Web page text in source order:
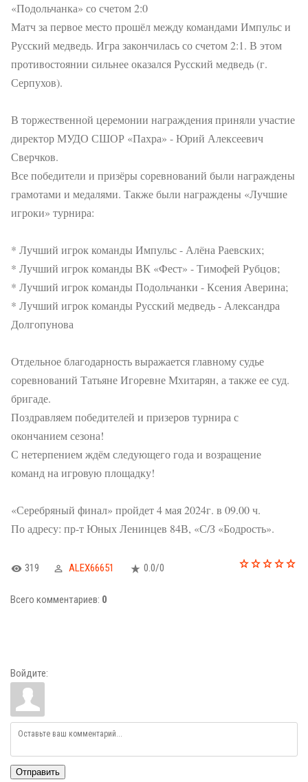
«Подольчанка» со счетом 2:0
Матч за первое место прошёл между командами Импульс и
Русский медведь. Игра закончилась со счетом 2:1. В этом
противостоянии сильнее оказался Русский медведь (г.
Серпухов).
В торжественной церемонии награждения приняли участие
директор МУДО СШОР «Пахра» - Юрий Алексеевич
Сверчков.
Все победители и призёры соревнований были награждены
грамотами и медалями. Также были награждены «Лучшие
игроки» турнира:
* Лучший игрок команды Импульс - Алёна Раевских;
* Лучший игрок команды ВК «Фест» - Тимофей Рубцов;
* Лучший игрок команды Подольчанки - Ксения Аверина;
* Лучший игрок команды Русский медведь - Александра
Долгопунова
Отдельное благодарность выражается главному судье
соревнований Татьяне Игоревне Мхитарян, а также ее суд.
бригаде.
Поздравляем победителей и призеров турнира с
окончанием сезона!
С нетерпением ждём следующего года и возращение
команд на игровую площадку!
«Серебряный финал» пройдет 4 мая 2024г. в 09.00 ч.
По адресу: пр-т Юных Ленинцев 84В, «С/З «Бодрость».
319 ALEX66651 0.0/0
Всего комментариев: 0
Войдите:
Отправить